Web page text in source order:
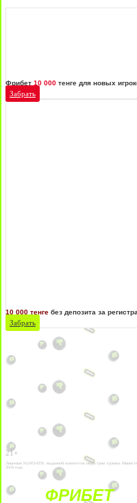
Фрибет 10 000 тенге для новых
Забрать
10 000 тенге без депозита за
Забрать
21+
Лицензии №24514359, выданной комитетом индустрии туризма
2034 года.
ФРИБЕТ